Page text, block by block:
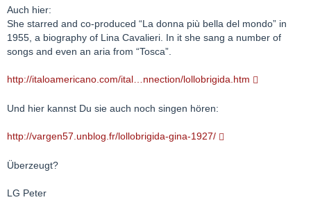
Auch hier:
She starred and co-produced “La donna più bella del mondo” in
1955, a biography of Lina Cavalieri. In it she sang a number of
songs and even an aria from “Tosca”.
http://italoamericano.com/ital…nnection/lollobrigida.htm
Und hier kannst Du sie auch noch singen hören:
http://vargen57.unblog.fr/lollobrigida-gina-1927/
Überzeugt?
LG Peter